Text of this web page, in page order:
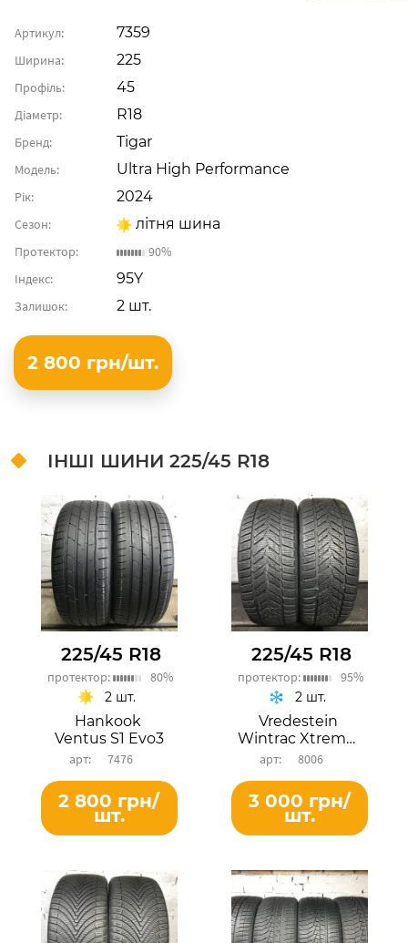
Артикул: 7359
Ширина: 225
Профіль: 45
Діаметр: R18
Бренд: Tigar
Модель: Ultra High Performance
Рік: 2024
Сезон: літня шина
Протектор:
90%
Індекс:
95Y
Залишок: 2 шт.
2 800 грн/шт.
ІНШІ ШИНИ 225/45 R18
225/45 R18
протектор: 80%
Hankook
Ventus S1 Evo3
7476
2 шт.
2 800 грн/
шт.
225/45 R18
протектор: 95%
Vredestein
Wintrac Xtreme S
8006
2 шт.
3 000 грн/
шт.